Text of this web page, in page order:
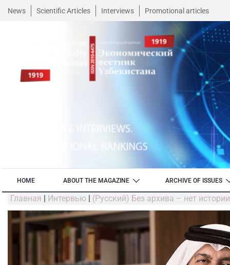
News Scientific Articles Interviews Promotional articles
HOME ABOUT THE MAGAZINE ARCHIVE OF ISSUES
Главная | Интервью | (Русский) Без архива – нет